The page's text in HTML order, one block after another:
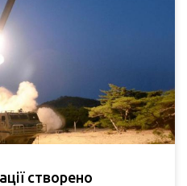
створено